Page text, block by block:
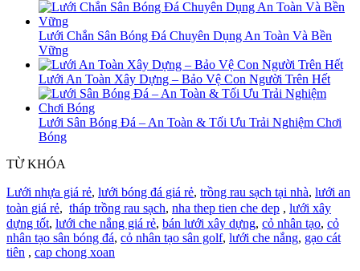
Lưới Chắn Sân Bóng Đá Chuyên Dụng An Toàn Và Bền
Vững
Lưới An Toàn Xây Dựng – Bảo Vệ Con Người Trên Hết
Lưới Sân Bóng Đá – An Toàn & Tối Ưu Trải Nghiệm Chơi
Bóng
TỪ KHÓA
Lưới nhựa giá rẻ, lưới bóng đá giá rẻ, trồng rau sạch tại nhà, lưới an
toàn giá rẻ, tháp trồng rau sạch, nha thep tien che dep , lưới xây
dựng tốt, lưới che nắng giá rẻ, bán lưới xây dựng, cỏ nhân tạo, cỏ
nhân tạo sân bóng đá, cỏ nhân tạo sân golf, lưới che nắng, gạo cát
tiên , cap chong xoan